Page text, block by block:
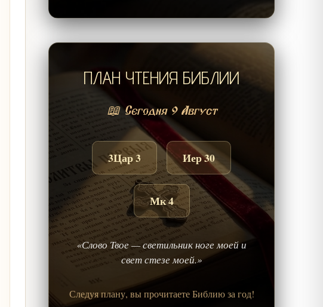
ПЛАН ЧТЕНИЯ БИБЛИИ
📖 Сегодня 9 Август
3Цар 3 Иер 30
Мк 4
«Слово Твое — светильник ноге моей и
свет стезе моей.»
Следуя плану, вы прочитаете Библию за год!